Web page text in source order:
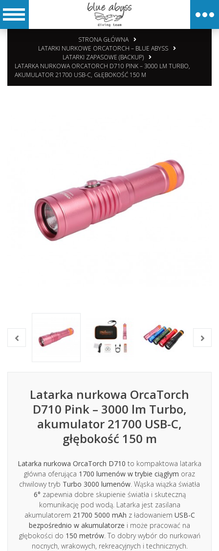
STRONA GŁÓWNA
LATARKI NURKOWE ORCATORCH – BLUE ABYSS
LATARKI ZAPASOWE (BACKUP)
LATARKA NURKOWA ORCATORCH D710 PINK – 3000 LM TURBO,
AKUMULATOR 21700 USB-C, GŁĘBOKOŚĆ 150 M
Latarka nurkowa OrcaTorch
D710 Pink – 3000 lm Turbo,
akumulator 21700 USB-C,
głębokość 150 m
Latarka nurkowa OrcaTorch D710 to kompaktowa latarka
główna oferująca 1700 lumenów w trybie ciągłym oraz
chwilowy tryb Turbo 3000 lumenów. Wąska wiązka światła
6° zapewnia dobre skupienie światła i skuteczną
komunikację pod wodą. Latarka jest zasilana
akumulatorem 21700 5000 mAh z ładowaniem USB-C
bezpośrednio w akumulatorze i może pracować na
głębokości do 150 metrów. To dobry wybór do nurkowań
nocnych, wrakowych, rekreacyjnych i technicznych.